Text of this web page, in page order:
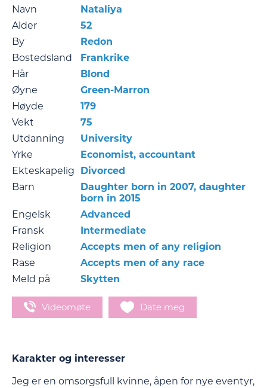
Navn
Nataliya
Alder
52
By
Redon
Bostedsland
Frankrike
Hår
Blond
Øyne
Green-Marron
Høyde
179
Vekt
75
Utdanning
University
Yrke
Economist, accountant
Ekteskapelig
Divorced
Barn
Daughter born in 2007, daughter
born in 2015
Engelsk
Advanced
Fransk
Intermediate
Religion
Accepts men of any religion
Rase
Accepts men of any race
Meld på
Skytten
Videomøte Date meg
Karakter og interesser
Jeg er en omsorgsfull kvinne, åpen for nye eventyr,